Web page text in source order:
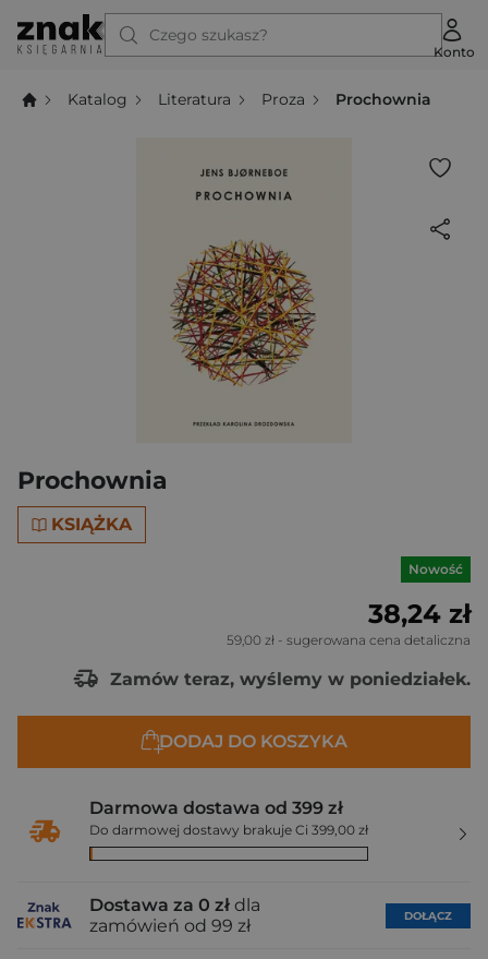
Czego szukasz?
Konto
Katalog Literatura Proza Prochownia
Prochownia
KSIĄŻKA
Nowość
38,24 zł
59,00 zł - sugerowana cena detaliczna
Zamów teraz, wyślemy w poniedziałek.
DODAJ DO KOSZYKA
Darmowa dostawa od 399 zł
Do darmowej dostawy brakuje Ci 399,00 zł
Dostawa za 0 zł dla
zamówień od 99 zł
DOŁĄCZ